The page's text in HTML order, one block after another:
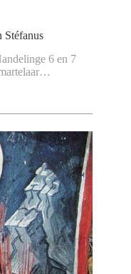
Stéfanus
6 en 7